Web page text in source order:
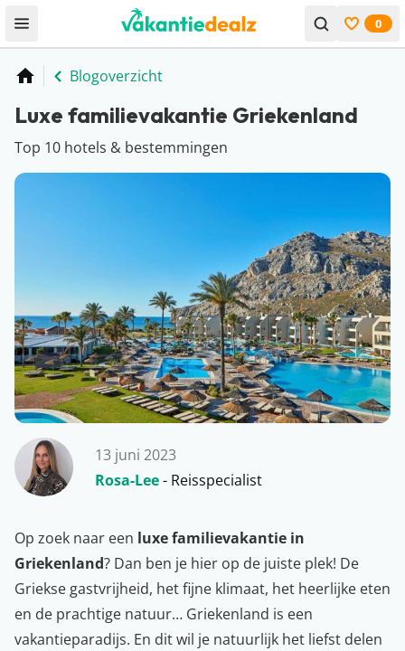
Open menu Bekijk
0
Home
Blogoverzicht
Luxe familievakantie Griekenland
Top 10 hotels & bestemmingen
13 juni 2023
Rosa-Lee- Reisspecialist
Op zoek naar een luxe familievakantie in
Griekenland? Dan ben je hier op de juiste plek! De
Griekse gastvrijheid, het fijne klimaat, het heerlijke eten
en de prachtige natuur… Griekenland is een
vakantieparadijs. En dit wil je natuurlijk het liefst delen